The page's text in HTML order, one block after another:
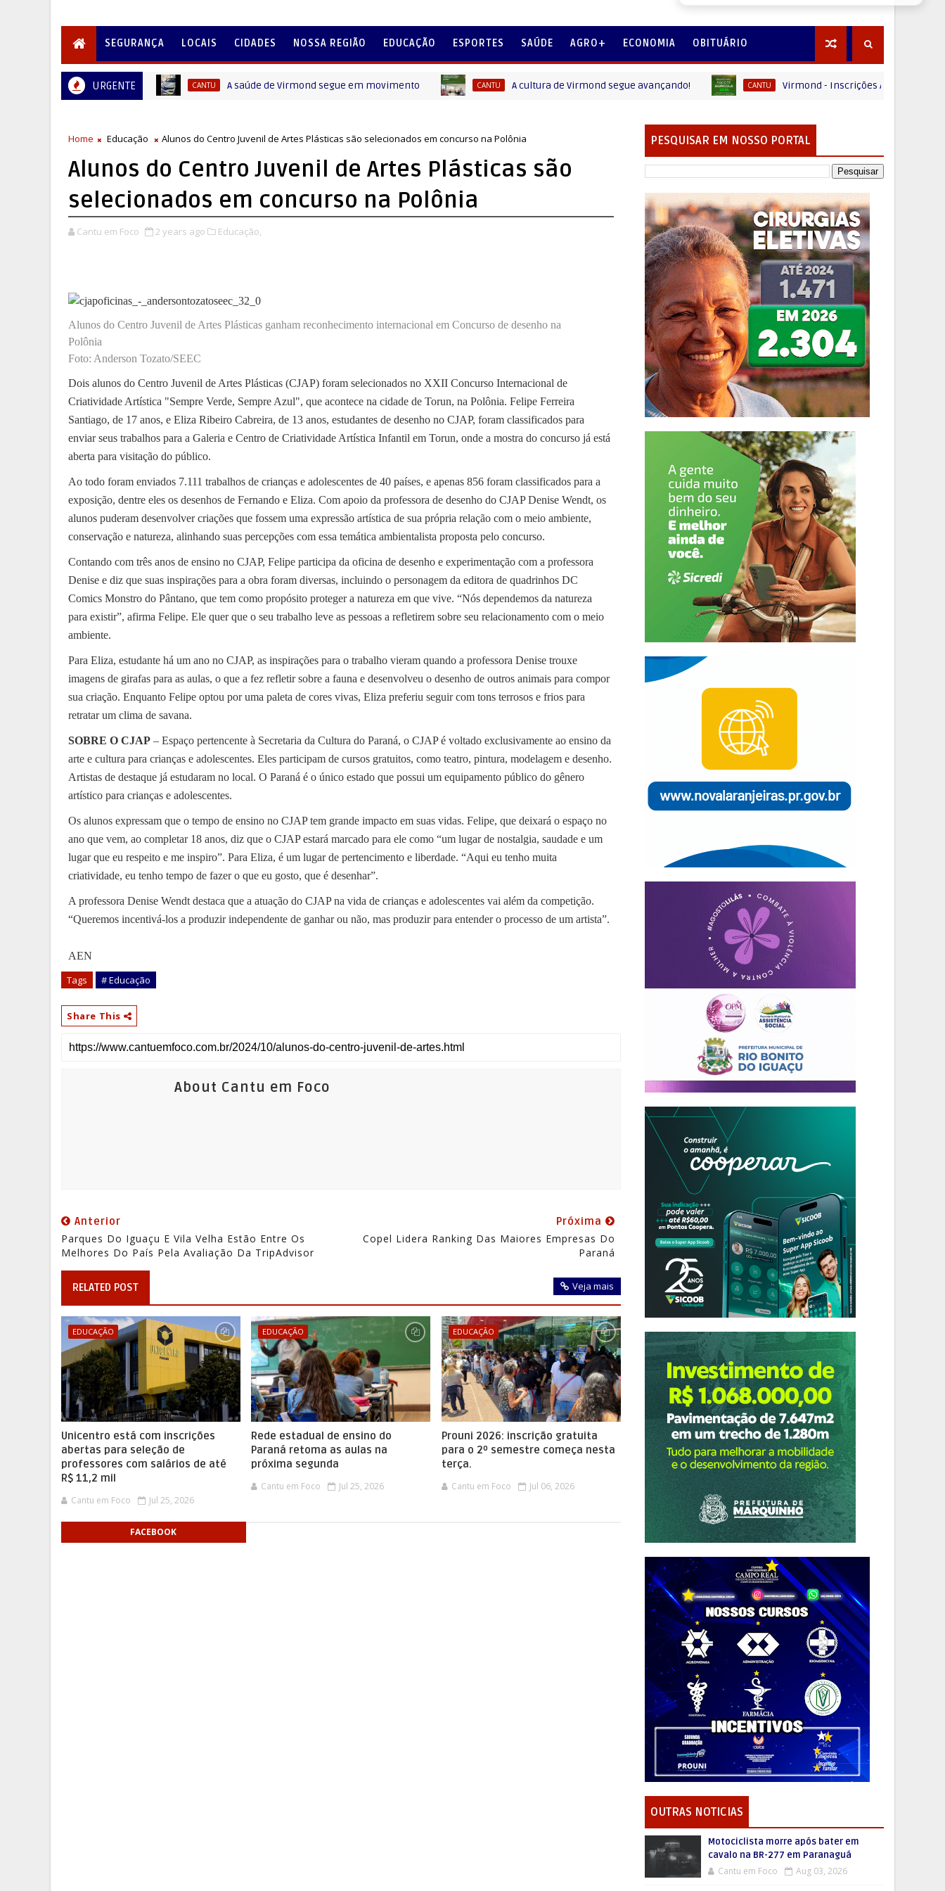
SEGURANÇA LOCAIS CIDADES NOSSA REGIÃO EDUCAÇÃO ESPORTES SAÚDE AGRO+ ECONOMIA OBITUÁRIO
URGENTE CANTU A saúde de Virmond segue em movimento CANTU A cultura de Virmond segue avançando! CANTU Virmond - Inscrições Abertas para o Pacote
Home Educação Alunos do Centro Juvenil de Artes Plásticas são selecionados em concurso na Polônia
Alunos do Centro Juvenil de Artes Plásticas são
selecionados em concurso na Polônia
Cantu em Foco 2 years ago Educação,
Alunos do Centro Juvenil de Artes Plásticas ganham reconhecimento internacional em Concurso de desenho na
Polônia
Foto: Anderson Tozato/SEEC
Dois alunos do Centro Juvenil de Artes Plásticas (CJAP) foram selecionados no XXII Concurso Internacional de
Criatividade Artística "Sempre Verde, Sempre Azul", que acontece na cidade de Torun, na Polônia. Felipe Ferreira
Santiago, de 17 anos, e Eliza Ribeiro Cabreira, de 13 anos, estudantes de desenho no CJAP, foram classificados para
enviar seus trabalhos para a Galeria e Centro de Criatividade Artística Infantil em Torun, onde a mostra do concurso já está
aberta para visitação do público.
Ao todo foram enviados 7.111 trabalhos de crianças e adolescentes de 40 países, e apenas 856 foram classificados para a
exposição, dentre eles os desenhos de Fernando e Eliza. Com apoio da professora de desenho do CJAP Denise Wendt, os
alunos puderam desenvolver criações que fossem uma expressão artística de sua própria relação com o meio ambiente,
conservação e natureza, alinhando suas percepções com essa temática ambientalista proposta pelo concurso.
Contando com três anos de ensino no CJAP, Felipe participa da oficina de desenho e experimentação com a professora
Denise e diz que suas inspirações para a obra foram diversas, incluindo o personagem da editora de quadrinhos DC
Comics Monstro do Pântano, que tem como propósito proteger a natureza em que vive. “Nós dependemos da natureza
para existir”, afirma Felipe. Ele quer que o seu trabalho leve as pessoas a refletirem sobre seu relacionamento com o meio
ambiente.
Para Eliza, estudante há um ano no CJAP, as inspirações para o trabalho vieram quando a professora Denise trouxe
imagens de girafas para as aulas, o que a fez refletir sobre a fauna e desenvolveu o desenho de outros animais para compor
sua criação. Enquanto Felipe optou por uma paleta de cores vivas, Eliza preferiu seguir com tons terrosos e frios para
retratar um clima de savana.
SOBRE O CJAP – Espaço pertencente à Secretaria da Cultura do Paraná, o CJAP é voltado exclusivamente ao ensino da
arte e cultura para crianças e adolescentes. Eles participam de cursos gratuitos, como teatro, pintura, modelagem e desenho.
Artistas de destaque já estudaram no local. O Paraná é o único estado que possui um equipamento público do gênero
artístico para crianças e adolescentes.
Os alunos expressam que o tempo de ensino no CJAP tem grande impacto em suas vidas. Felipe, que deixará o espaço no
ano que vem, ao completar 18 anos, diz que o CJAP estará marcado para ele como “um lugar de nostalgia, saudade e um
lugar que eu respeito e me inspiro”. Para Eliza, é um lugar de pertencimento e liberdade. “Aqui eu tenho muita
criatividade, eu tenho tempo de fazer o que eu gosto, que é desenhar”.
A professora Denise Wendt destaca que a atuação do CJAP na vida de crianças e adolescentes vai além da competição.
“Queremos incentivá-los a produzir independente de ganhar ou não, mas produzir para entender o processo de um artista”.
AEN
Tags # Educação
Share This
About Cantu em Foco
Anterior
Parques Do Iguaçu E Vila Velha Estão Entre Os
Melhores Do País Pela Avaliação Da TripAdvisor
Próxima
Copel Lidera Ranking Das Maiores Empresas Do
Paraná
RELATED POST Veja mais
EDUCAÇÃO
Unicentro está com inscrições
abertas para seleção de
professores com salários de até
R$ 11,2 mil
Cantu em Foco Jul 25, 2026
EDUCAÇÃO
Rede estadual de ensino do
Paraná retoma as aulas na
próxima segunda
Cantu em Foco Jul 25, 2026
EDUCAÇÃO
Prouni 2026: inscrição gratuita
para o 2º semestre começa nesta
terça.
Cantu em Foco Jul 06, 2026
FACEBOOK
PESQUISAR EM NOSSO PORTAL
OUTRAS NOTICIAS
Motociclista morre após bater em
cavalo na BR-277 em Paranaguá
Cantu em Foco Aug 03, 2026